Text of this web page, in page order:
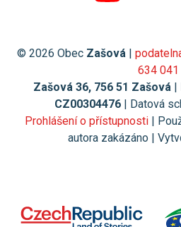
© 2026 Obec Zašová |
634 041
Zašová 36, 756 51 Zašová |
CZ00304476 | Datová
Prohlášení o přístupnosti |
autora zakázáno |